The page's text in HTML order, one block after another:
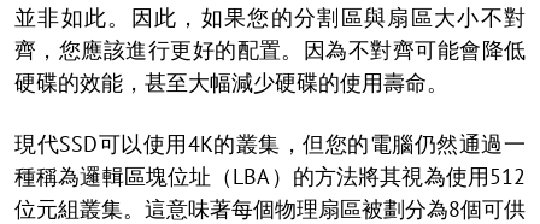
並非如此。因此，如果您的分割區與扇區大小不對
齊，您應該進行更好的配置。因為不對齊可能會降低
硬碟的效能，甚至大幅減少硬碟的使用壽命。
現代SSD可以使用4K的叢集，但您的電腦仍然通過一
種稱為邏輯區塊位址（LBA）的方法將其視為使用512
位元組叢集。這意味著每個物理扇區被劃分為8個可供